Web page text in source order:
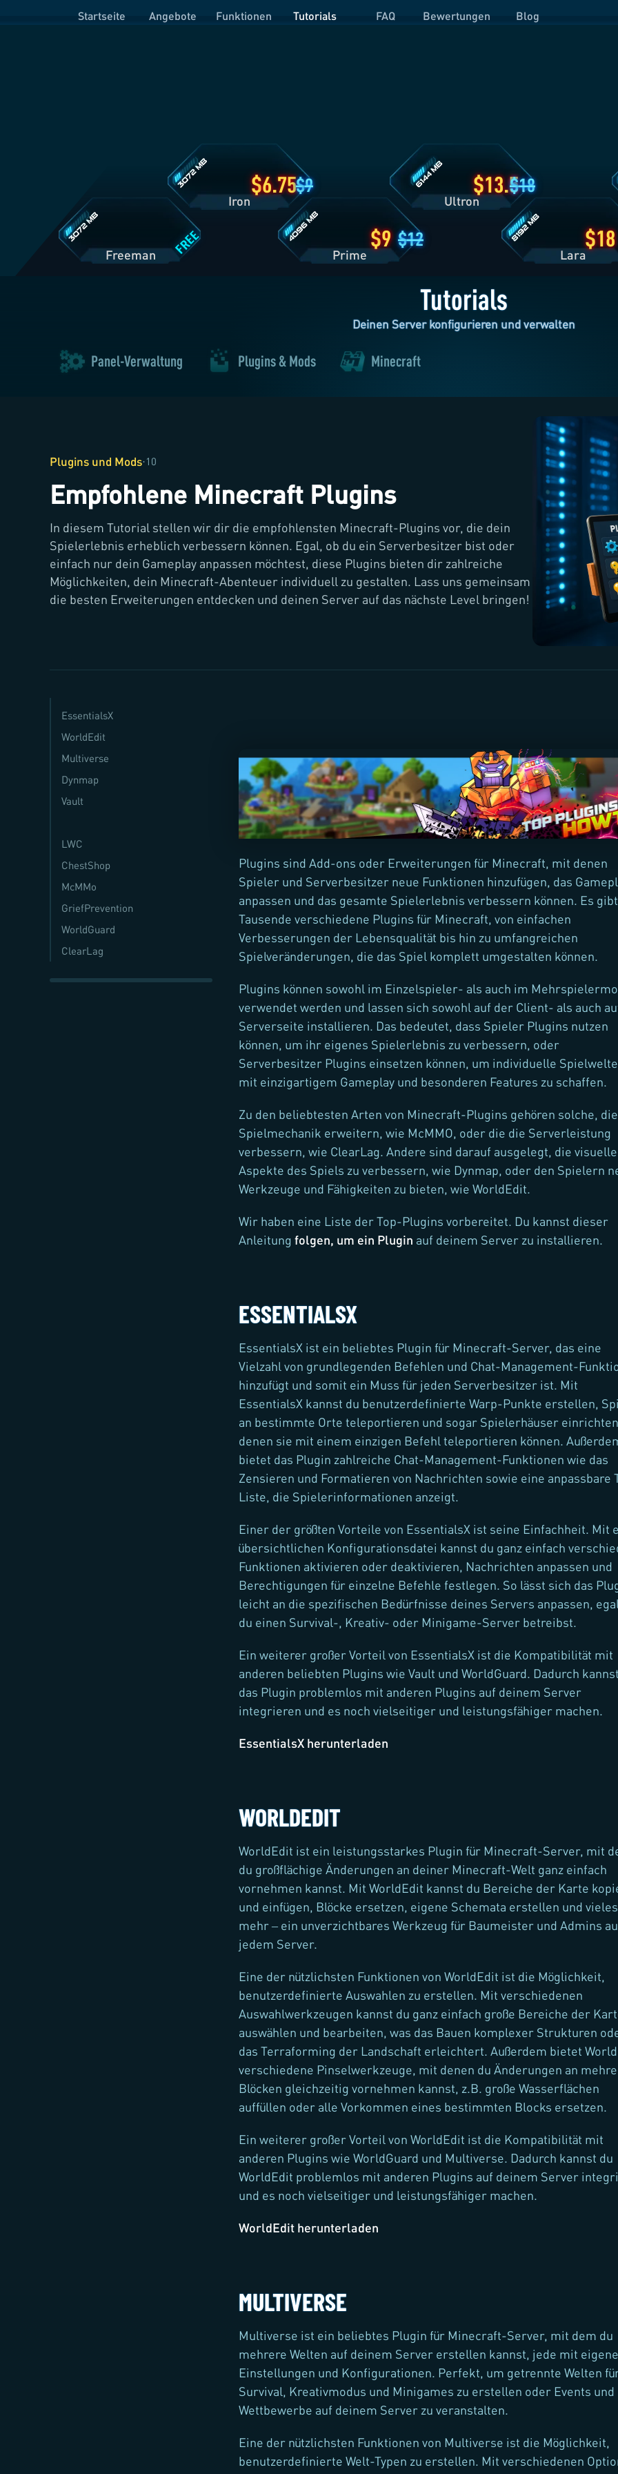
Startseite Angebote Funktionen Tutorials FAQ Bewertungen Blog
FREE
Freeman
6.75 9
Iron
9 12
Prime
13.518
Ultron
18
Lara
Tutorials
Deinen Server konfigurieren und verwalten
Panel-Verwaltung Plugins & Mods Minecraft
Plugins und Mods·10
Empfohlene Minecraft Plugins
In diesem Tutorial stellen wir dir die empfohlensten Minecraft-Plugins vor, die dein
Spielerlebnis erheblich verbessern können. Egal, ob du ein Serverbesitzer bist oder
einfach nur dein Gameplay anpassen möchtest, diese Plugins bieten dir zahlreiche
Möglichkeiten, dein Minecraft-Abenteuer individuell zu gestalten. Lass uns gemeinsam
die besten Erweiterungen entdecken und deinen Server auf das nächste Level bringen!
EssentialsX
WorldEdit
Multiverse
Dynmap
Vault
LWC
ChestShop
McMMo
GriefPrevention
WorldGuard
ClearLag
Plugins sind Add-ons oder Erweiterungen für Minecraft, mit denen
Spieler und Serverbesitzer neue Funktionen hinzufügen, das
anpassen und das gesamte Spielerlebnis verbessern können. Es gibt
Tausende verschiedene Plugins für Minecraft, von einfachen
Verbesserungen der Lebensqualität bis hin zu umfangreichen
Spielveränderungen, die das Spiel komplett umgestalten können.
Plugins können sowohl im Einzelspieler- als auch im
verwendet werden und lassen sich sowohl auf der Client- als auch
Serverseite installieren. Das bedeutet, dass Spieler Plugins nutzen
können, um ihr eigenes Spielerlebnis zu verbessern, oder
Serverbesitzer Plugins einsetzen können, um individuelle
mit einzigartigem Gameplay und besonderen Features zu schaffen.
Zu den beliebtesten Arten von Minecraft-Plugins gehören solche,
Spielmechanik erweitern, wie McMMO, oder die die Serverleistung
verbessern, wie ClearLag. Andere sind darauf ausgelegt, die
Aspekte des Spiels zu verbessern, wie Dynmap, oder den Spielern
Werkzeuge und Fähigkeiten zu bieten, wie WorldEdit.
Wir haben eine Liste der Top-Plugins vorbereitet. Du kannst dieser
Anleitung folgen, um ein Plugin auf deinem Server zu installieren.
ESSENTIALSX
EssentialsX ist ein beliebtes Plugin für Minecraft-Server, das eine
Vielzahl von grundlegenden Befehlen und Chat-Management-
hinzufügt und somit ein Muss für jeden Serverbesitzer ist. Mit
EssentialsX kannst du benutzerdefinierte Warp-Punkte erstellen,
an bestimmte Orte teleportieren und sogar Spielerhäuser
denen sie mit einem einzigen Befehl teleportieren können.
bietet das Plugin zahlreiche Chat-Management-Funktionen wie das
Zensieren und Formatieren von Nachrichten sowie eine anpassbare
Liste, die Spielerinformationen anzeigt.
Einer der größten Vorteile von EssentialsX ist seine Einfachheit. Mit
übersichtlichen Konfigurationsdatei kannst du ganz einfach
Funktionen aktivieren oder deaktivieren, Nachrichten anpassen und
Berechtigungen für einzelne Befehle festlegen. So lässt sich das
leicht an die spezifischen Bedürfnisse deines Servers anpassen,
du einen Survival-, Kreativ- oder Minigame-Server betreibst.
Ein weiterer großer Vorteil von EssentialsX ist die Kompatibilität mit
anderen beliebten Plugins wie Vault und WorldGuard. Dadurch
das Plugin problemlos mit anderen Plugins auf deinem Server
integrieren und es noch vielseitiger und leistungsfähiger machen.
EssentialsX herunterladen
WORLDEDIT
WorldEdit ist ein leistungsstarkes Plugin für Minecraft-Server, mit
du großflächige Änderungen an deiner Minecraft-Welt ganz einfach
vornehmen kannst. Mit WorldEdit kannst du Bereiche der Karte
und einfügen, Blöcke ersetzen, eigene Schemata erstellen und vieles
mehr – ein unverzichtbares Werkzeug für Baumeister und Admins
jedem Server.
Eine der nützlichsten Funktionen von WorldEdit ist die Möglichkeit,
benutzerdefinierte Auswahlen zu erstellen. Mit verschiedenen
Auswahlwerkzeugen kannst du ganz einfach große Bereiche der
auswählen und bearbeiten, was das Bauen komplexer Strukturen
das Terraforming der Landschaft erleichtert. Außerdem bietet
verschiedene Pinselwerkzeuge, mit denen du Änderungen an
Blöcken gleichzeitig vornehmen kannst, z.B. große Wasserflächen
auffüllen oder alle Vorkommen eines bestimmten Blocks ersetzen.
Ein weiterer großer Vorteil von WorldEdit ist die Kompatibilität mit
anderen Plugins wie WorldGuard und Multiverse. Dadurch kannst du
WorldEdit problemlos mit anderen Plugins auf deinem Server
und es noch vielseitiger und leistungsfähiger machen.
WorldEdit herunterladen
MULTIVERSE
Multiverse ist ein beliebtes Plugin für Minecraft-Server, mit dem du
mehrere Welten auf deinem Server erstellen kannst, jede mit
Einstellungen und Konfigurationen. Perfekt, um getrennte Welten
Survival, Kreativmodus und Minigames zu erstellen oder Events und
Wettbewerbe auf deinem Server zu veranstalten.
Eine der nützlichsten Funktionen von Multiverse ist die Möglichkeit,
benutzerdefinierte Welt-Typen zu erstellen. Mit verschiedenen